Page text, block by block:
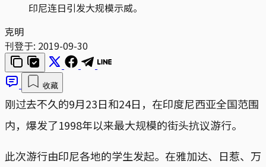
印尼连日引发大规模示威。
克明
刊登于: 2019-09-30
收藏
刚过去不久的9月23日和24日，在印度尼西亚全国范围
内，爆发了1998年以来最大规模的街头抗议游行。
此次游行由印尼各地的学生发起。在雅加达、日惹、万